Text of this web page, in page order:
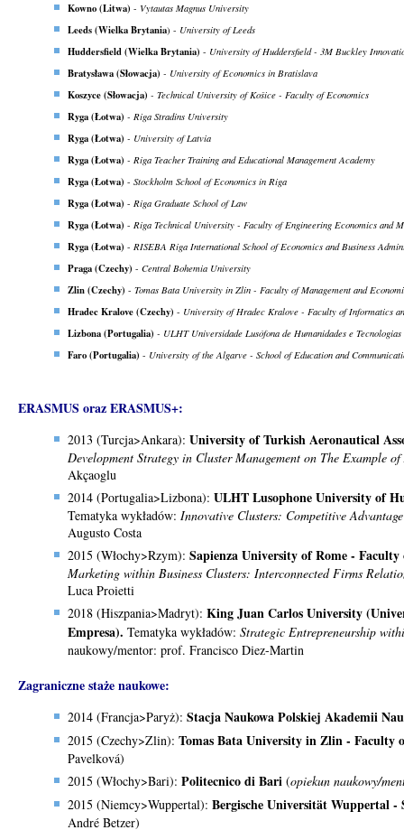
Kowno (Litwa) - Vytautas Magnus University
Leeds (Wielka Brytania) - University of Leeds
Huddersfield (Wielka Brytania) - University of Huddersfield - 3M Buckley
Bratysława (Słowacja) - University of Economics in Bratislava
Koszyce (Słowacja) - Technical University of Košice - Faculty of Economics
Ryga (Łotwa) - Riga Stradins University
Ryga (Łotwa) - University of Latvia
Ryga (Łotwa) - Riga Teacher Training and Educational Management Academy
Ryga (Łotwa) - Stockholm School of Economics in Riga
Ryga (Łotwa) - Riga Graduate School of Law
Ryga (Łotwa) - Riga Technical University - Faculty of Engineering Economics and
Ryga (Łotwa) - RISEBA Riga International School of Economics and Business
Praga (Czechy) - Central Bohemia University
Zlin (Czechy) - Tomas Bata University in Zlin - Faculty of Management and
Hradec Kralove (Czechy) - University of Hradec Kralove - Faculty of Informatics
Lizbona (Portugalia) - ULHT Universidade Lusófona de Humanidades e
Faro (Portugalia) - University of the Algarve - School of Education and
ERASMUS oraz ERASMUS+:
2013 (Turcja>Ankara): University of Turkish Aeronautical
Development Strategy in Cluster Management on The Example
Akçaoglu
2014 (Portugalia>Lizbona): ULHT Lusophone University of
Tematyka wykładów: Innovative Clusters: Competitive
Augusto Costa
2015 (Włochy>Rzym): Sapienza University of Rome -
Marketing within Business Clusters: Interconnected Firms
Luca Proietti
2018 (Hiszpania>Madryt): King Juan Carlos University
Empresa). Tematyka wykładów: Strategic Entrepreneurship
naukowy/mentor: prof. Francisco Diez-Martin
Zagraniczne staże naukowe:
2014 (Francja>Paryż): Stacja Naukowa Polskiej Akademii
2015 (Czechy>Zlin): Tomas Bata University in Zlin - Faculty
Pavelková)
2015 (Włochy>Bari): Politecnico di Bari (opiekun naukowy/
2015 (Niemcy>Wuppertal): Bergische Universität Wuppertal -
André Betzer)